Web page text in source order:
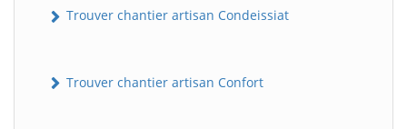
Trouver chantier artisan Condeissiat
Trouver chantier artisan Confort